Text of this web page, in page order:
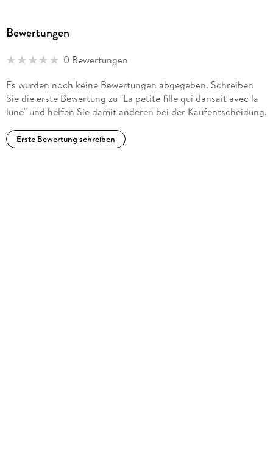
Bewertungen
0 Bewertungen
Es wurden noch keine Bewertungen abgegeben. Schreiben
Sie die erste Bewertung zu "La petite fille qui dansait avec la
lune" und helfen Sie damit anderen bei der Kaufentscheidung.
Erste Bewertung schreiben